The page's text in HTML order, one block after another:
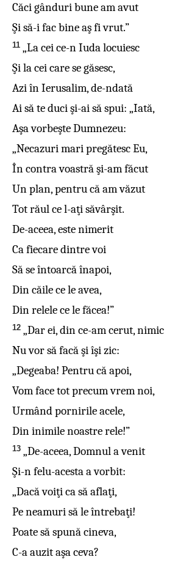
Căci gânduri bune am avut
Şi să-i fac bine aş fi vrut.”
11 „La cei ce-n Iuda locuiesc
Şi la cei care se găsesc,
Azi în Ierusalim, de-ndată
Ai să te duci şi-ai să spui: „Iată,
Aşa vorbeşte Dumnezeu:
„Necazuri mari pregătesc Eu,
În contra voastră şi-am făcut
Un plan, pentru că am văzut
Tot răul ce l-aţi săvârşit.
De-aceea, este nimerit
Ca fiecare dintre voi
Să se întoarcă înapoi,
Din căile ce le avea,
Din relele ce le făcea!”
12 „Dar ei, din ce-am cerut, nimic
Nu vor să facă şi îşi zic:
„Degeaba! Pentru că apoi,
Vom face tot precum vrem noi,
Urmând pornirile acele,
Din inimile noastre rele!”
13 „De-aceea, Domnul a venit
Şi-n felu-acesta a vorbit:
„Dacă voiţi ca să aflaţi,
Pe neamuri să le întrebaţi!
Poate să spună cineva,
C-a auzit aşa ceva?